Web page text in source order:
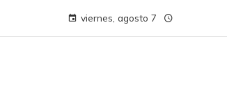
viernes, agosto 7